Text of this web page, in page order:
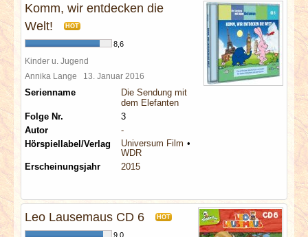
Komm, wir entdecken die
Welt!
HOT
8,6
Kinder u. Jugend
Annika Lange 13. Januar 2016
Serienname
Die Sendung mit
dem Elefanten
Folge Nr.
3
Autor
-
Hörspiellabel/Verlag
Universum Film
WDR
Erscheinungsjahr
2015
Leo Lausemaus CD 6 HOT
9,0